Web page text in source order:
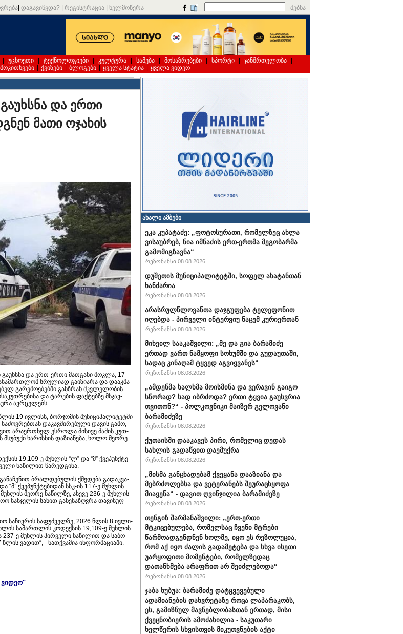
დაგავიწყდა? რეგისტრაცია ხელმოწერა ძებნა
უცხოეთი ტექნოლოგიები კულტურა სამება მოსაზრებები სპორტი ჯანმრთელობა
ქვიზები ბლოგები ყველა სტატია ყველა ვიდეო
და ერთი
მათი ოჯახის
და ერთ-ერთი მათგანი მოკლა, 17
სრუ­ლი­ად გა­ი­ზი­ა­რა და და­აკ­მა­
გა­რე­მო­ე­ბებ­ში გან­ზრახ მკვლე­ლო­ბის
და ტა­რე­ბის ფაქ­ტებ­ზე მსჯავ­
ავ­რცე­ლებს.
19 ივ­ლისს, ბორ­ჯო­მის მუ­ნი­ცი­პა­ლი­ტეტ­ში
და­კავ­ში­რე­ბუ­ლი და­ვის გამო,
არა­ერ­თხელ ეს­რო­ლა მი­სი­ვე მა­მის კუთ­
ხა­რის­ხის და­ზი­ა­ნე­ბა, ხოლო მე­ო­რე
19,109-ე მუხ­ლის “ლ” და “მ” ქვე­პუნ­ქტე­
ნა­წი­ლით წა­რედ­გი­ნა.
ბრალ­დე­ბუ­ლის ქმე­დე­ბა გა­დაკ­ვა­
ქვე­პუნ­ქტე­ბი­დან სსკ-ის 117-ე მუხ­ლის
მუხ­ლის მე­ო­რე ნა­წილ­ზე, ასე­ვე 236-ე მუხ­ლის
სას­ჯე­ლის სა­ხით გა­ნე­სა­ზღვრა თა­ვი­სუფ­
სა­ჩივ­რის სა­ფუძ­ველ­ზე, 2026 წლის 8 ივ­ლი­
სა­მარ­თლის კო­დექ­სის 19,109-ე მუხ­ლის
237-ე მუხ­ლის პირ­ვე­ლი ნა­წი­ლით და სა­ბო­
ვა­დით“, - ნათ­ქვა­მია ინ­ფორ­მა­ცი­ა­ში.
ვიდეო"
ახალი ამბები
ეკა კუპატაძე: „ფოტოსურათი, რომელზეც ახლა
ვისაუბრებ, ნია იმნაძის ერთ-ერთმა მეგობარმა
გამომიგზავნა“
რეზონანსი 08.08.2026
დუშეთის მუნიციპალიტეტში, სოფელ ახატანთან
ხანძარია
რეზონანსი 08.08.2026
არასრულწლოვანთა დაჯგუფება ტელეფონით
იღებდა - პირველი ინტერვიუ ნაცემ კურიერთან
რეზონანსი 08.08.2026
მიხეილ სააკაშვილი: „მე და გია ბარამიძე
ერთად ვართ ნამყოფი სოხუმში და გუდაუთაში,
სადაც კინაღამ ტყვედ აგვიყვანეს“
რეზონანსი 08.08.2026
„ამდენმა ხალხმა მოისმინა და ვერავინ გაიგო
სწორად? სად იბრძოდა? ერთი ტყვია გაუსვრია
თვითონ?“ - პოლკოვნიკი მაიზერ გელოვანი
ბარამიძეზე
რეზონანსი 08.08.2026
ქუთაისში დააკავეს პირი, რომელიც დედას
სახლის გადაწვით დაემუქრა
რეზონანსი 08.08.2026
„მისმა განცხადებამ ქვეყანა დააზიანა და
მებრძოლებსა და ვეტერანებს შეურაცხყოფა
მიაყენა“ - დავით ღვინჯილია ბარამიძეზე
რეზონანსი 08.08.2026
თენგიზ შარმანაშვილი: „ერთ-ერთი
მტკიცებულება, რომელსაც ჩვენი მტრები
წარმოადგენდნენ ხოლმე, იყო ეს რეზოლუცია,
რომ აქ იყო ძალის გადამეტება და სხვა ისეთი
უარყოფითი მომენტები, რომელზედაც
დათანხმება არაფრით არ შეიძლებოდა“
რეზონანსი 08.08.2026
ჯაბა ხუბუა: ბარამიძე დატყვევებული
ადამიანების დახვრეტაზე როცა ლაპარაკობს,
ეს, გამიზნულ მავნებლობასთან ერთად, მისი
ქვეცნობიერის ამოძახილია - საკუთარი
ხელწერის სხვისთვის მიკუთვნების აქტი